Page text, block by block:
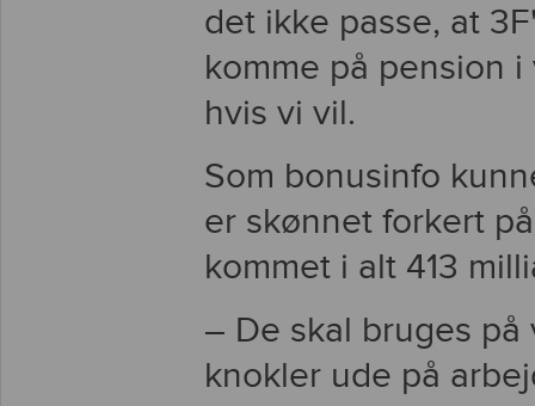
det ikke passe, at
komme på pension
hvis vi vil.
Som bonusinfo
er skønnet forkert
kommet i alt 413
– De skal bruges
knokler ude på